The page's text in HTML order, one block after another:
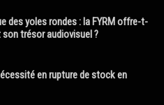
des yoles rondes : la FYRM offre-t-
trésor audiovisuel ?
en rupture de stock en